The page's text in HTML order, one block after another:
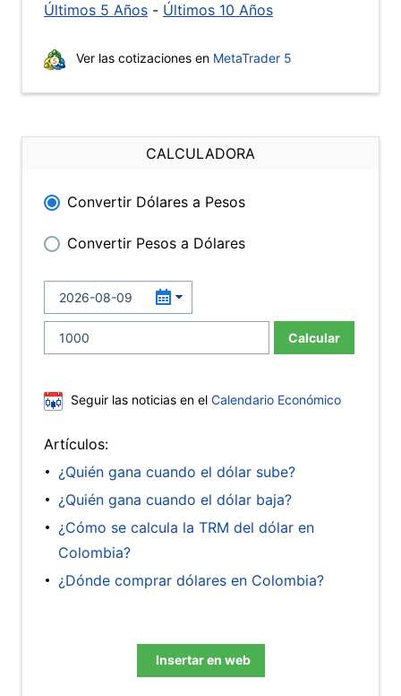
Últimos 5 Años - Últimos 10 Años
Ver las cotizaciones en MetaTrader 5
CALCULADORA
Convertir Dólares a Pesos
Convertir Pesos a Dólares
Calcular
Seguir las noticias en el Calendario Económico
Artículos:
¿Quién gana cuando el dólar sube?
¿Quién gana cuando el dólar baja?
¿Cómo se calcula la TRM del dólar en
Colombia?
¿Dónde comprar dólares en Colombia?
Insertar en web